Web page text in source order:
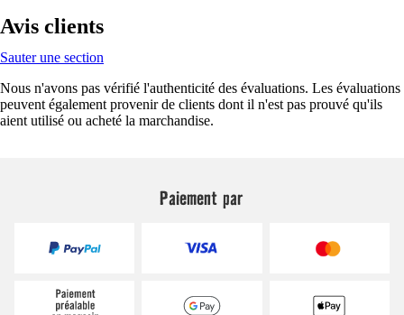
Avis clients
Sauter une section
Nous n'avons pas vérifié l'authenticité des évaluations. Les évaluations
peuvent également provenir de clients dont il n'est pas prouvé qu'ils
aient utilisé ou acheté la marchandise.
Paiement par